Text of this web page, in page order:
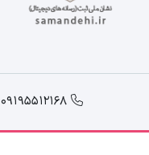
09195512168